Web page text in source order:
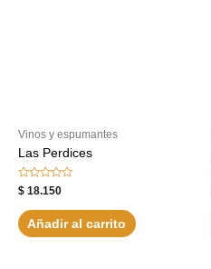
Vinos y espumantes
Las Perdices
Valorado
con
de
5
$ 18.150
Añadir al carrito